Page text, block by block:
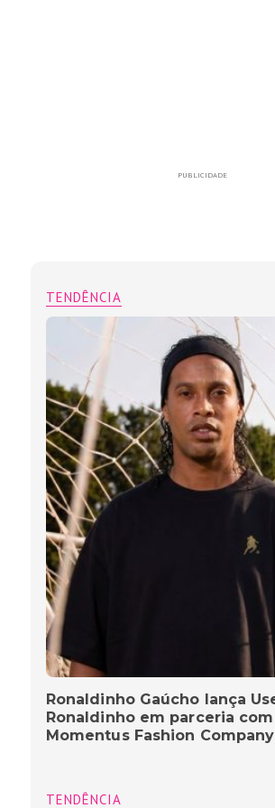
PUBLICIDADE
TENDÊNCIA
Ronaldinho Gaúcho lança
Ronaldinho em parceria
Momentus Fashion Company
TENDÊNCIA